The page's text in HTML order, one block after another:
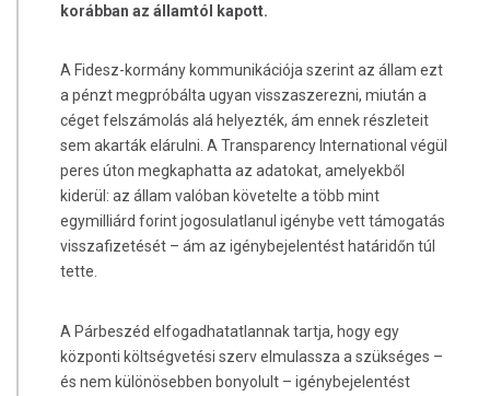
korábban az államtól kapott.
A Fidesz-kormány kommunikációja szerint az állam ezt
a pénzt megpróbálta ugyan visszaszerezni, miután a
céget felszámolás alá helyezték, ám ennek részleteit
sem akarták elárulni. A Transparency International végül
peres úton megkaphatta az adatokat, amelyekből
kiderül: az állam valóban követelte a több mint
egymilliárd forint jogosulatlanul igénybe vett támogatás
visszafizetését – ám az igénybejelentést határidőn túl
tette.
A Párbeszéd elfogadhatatlannak tartja, hogy egy
központi költségvetési szerv elmulassza a szükséges –
és nem különösebben bonyolult – igénybejelentést